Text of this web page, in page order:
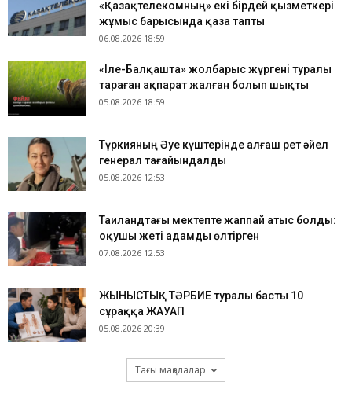
«Қазақтелекомның» екі бірдей қызметкері
жұмыс барысында қаза тапты
06.08.2026 18:59
«Іле-Балқашта» жолбарыс жүргені туралы
тараған ақпарат жалған болып шықты
05.08.2026 18:59
Түркияның Әуе күштерінде алғаш рет әйел
генерал тағайындалды
05.08.2026 12:53
Таиландтағы мектепте жаппай атыс болды:
оқушы жеті адамды өлтірген
07.08.2026 12:53
ЖЫНЫСТЫҚ ТӘРБИЕ туралы басты 10
сұраққа ЖАУАП
05.08.2026 20:39
Тағы мақалалар